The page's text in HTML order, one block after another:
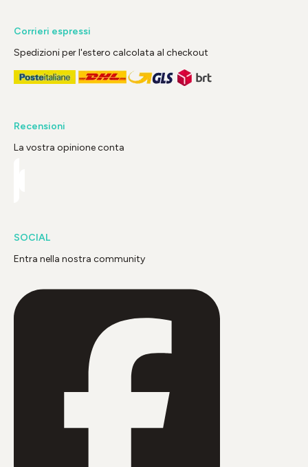
Corrieri espressi
Spedizioni per l'estero calcolata al checkout
Recensioni
La vostra opinione conta
SOCIAL
Entra nella nostra community